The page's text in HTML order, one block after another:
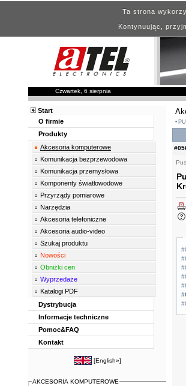
Ta strona
Kontynuując,
Czwartek, 6 sierpnia
Start
O firmie
Produkty
Akcesoria komputerowe
Komunikacja bezprzewodowa
Komunikacja przemysłowa
Komponenty światłowodowe
Przyrządy pomiarowe
Narzędzia
Akcesoria telefoniczne
Akcesoria audio-video
Szukaj produktu
Nowości
Obniżki cen
Wyprzedaże
Katalogi PDF
Dystrybucja
Informacje techniczne
Pomoc&FAQ
Kontakt
[English»]
AKCESORIA KOMPUTEROWE